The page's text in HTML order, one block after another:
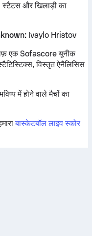
स्टैटस और खिलाड़ी का
Ivaylo Hristov
एक Sofascore यूनीक
विस्तृत ऐनैलिसिस
में होने वाले मैचों का
बास्केटबॉल लाइव स्कोर